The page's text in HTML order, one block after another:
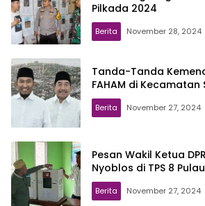
Pilkada 2024
Berita November 28, 2024
Tanda-Tanda
FAHAM di Kecamatan
Berita November 27, 2024
Pesan Wakil Ketua
Nyoblos di TPS 8
Berita November 27, 2024